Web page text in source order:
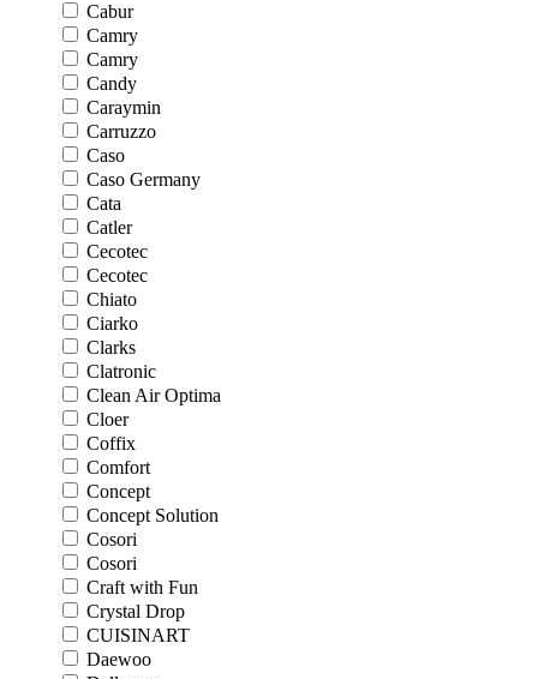
Cabur
Camry
Camry
Candy
Caraymin
Carruzzo
Caso
Caso Germany
Cata
Catler
Cecotec
Cecotec
Chiato
Ciarko
Clarks
Clatronic
Clean Air Optima
Cloer
Coffix
Comfort
Concept
Concept Solution
Cosori
Cosori
Craft with Fun
Crystal Drop
CUISINART
Daewoo